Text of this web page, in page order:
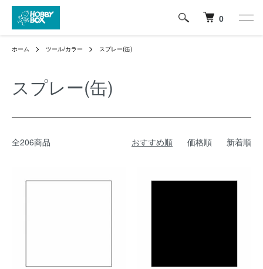
0
ホーム ツール/カラー スプレー(缶)
スプレー(缶)
全206商品 おすすめ順 価格順 新着順